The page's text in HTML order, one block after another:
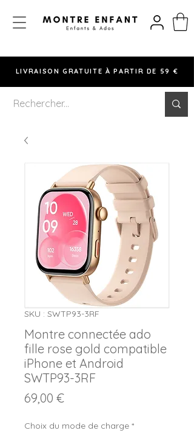
LIVRAISON GRATUITE À PARTIR DE 59 €
SKU : SWTP93-3RF
Montre connectée ado
fille rose gold compatible
iPhone et Android
SWTP93-3RF
69,00 €Prix
Choix du mode de charge *